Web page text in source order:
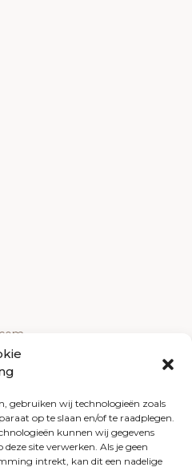
gebruiken wij technologieën zoals
op te slaan en/of te raadplegen.
kunnen wij gegevens
site verwerken. Als je geen
intrekt, kan dit een nadelige